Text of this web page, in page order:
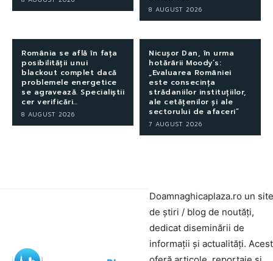
8 AUGUST 2026
România se află în fața
posibilității unui
blackout complet dacă
problemele energetice
se agravează. Specialiștii
cer verificări…
8 AUGUST 2026
Nicușor Dan, în urma
hotărârii Moody’s:
„Evaluarea României
este consecința
strădaniilor instituțiilor,
ale cetățenilor și ale
sectorului de afaceri”
7 AUGUST 2026
Doamnaghicaplaza.ro un site
de știri / blog de noutăți,
dedicat diseminării de
informații și actualități.